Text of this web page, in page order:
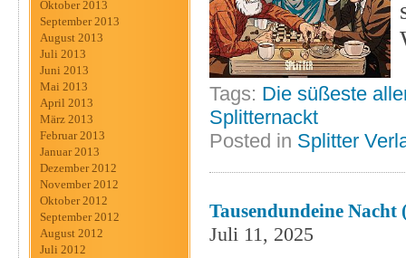
Oktober 2013
September 2013
August 2013
Juli 2013
Juni 2013
Mai 2013
April 2013
März 2013
Februar 2013
Januar 2013
Dezember 2012
November 2012
Oktober 2012
September 2012
August 2012
Juli 2012
Tags: Die süßeste
Splitternackt
Posted in Splitter
Tausendundeine
Juli 11, 2025